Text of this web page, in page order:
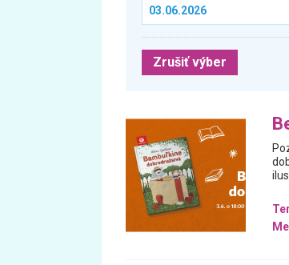
Zrušiť výber